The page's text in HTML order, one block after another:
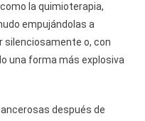
la quimioterapia,
empujándolas a
o, con
una forma más explosiva
después de